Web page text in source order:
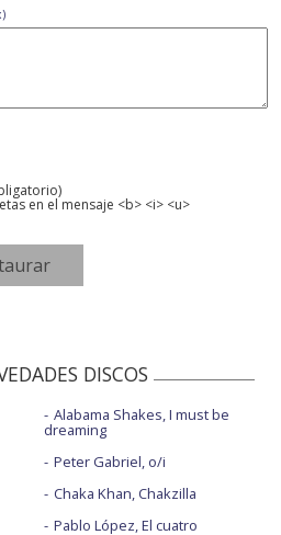
en el mensaje <b> <i> <u>
DISCOS
Alabama Shakes, I must be
dreaming
Peter Gabriel, o/i
Chaka Khan, Chakzilla
Pablo López, El cuatro